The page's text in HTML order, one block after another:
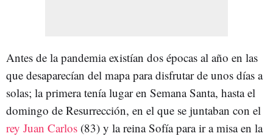
Antes de la pandemia existían dos épocas al año en las
que desaparecían del mapa para disfrutar de unos días a
solas; la primera tenía lugar en Semana Santa, hasta el
domingo de Resurrección, en el que se juntaban con el
rey Juan Carlos (83) y la reina Sofía para ir a misa en la